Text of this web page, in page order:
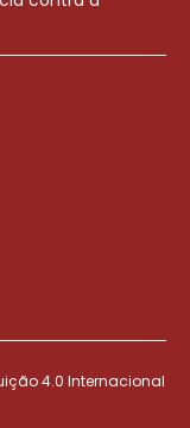
4.0 Internacional